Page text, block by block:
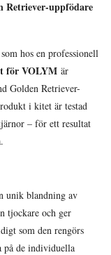
Retriever-uppfödare
hos en professionell
för VOLYM är
Golden Retriever-
i kitet är testad
– för ett resultat
unik blandning av
tjockare och ger
som den rengörs
på de individuella